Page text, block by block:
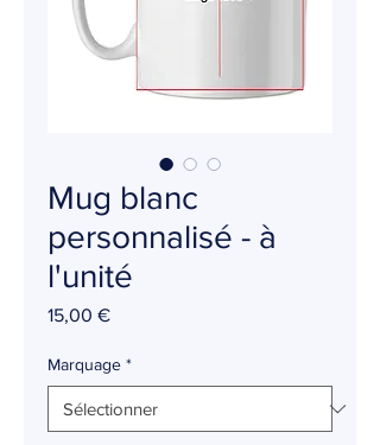
Mug blanc
personnalisé - à
l'unité
15,00 €Prix
Marquage *